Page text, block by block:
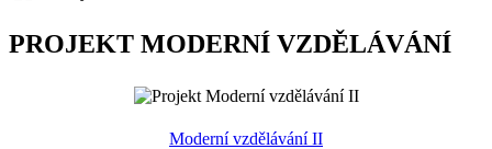
PROJEKT MODERNÍ VZDĚLÁVÁNÍ
Moderní vzdělávání II